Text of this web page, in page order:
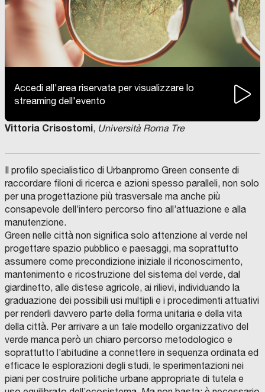
Accedi all'area riservata per visualizzare lo
streaming dell'evento
Vittoria Crisostomi, Università Roma Tre
Il profilo specialistico di Urbanpromo Green consente di
raccordare filoni di ricerca e azioni spesso paralleli, non solo
per una progettazione più trasversale ma anche più
consapevole dell’intero percorso fino all’attuazione e alla
manutenzione.
Green nelle città non significa solo attenzione al verde nel
progettare spazio pubblico e paesaggi, ma soprattutto
assumere come precondizione iniziale il riconoscimento,
mantenimento e ricostruzione del sistema del verde, dal
giardinetto, alle distese agricole, ai rilievi, individuando la
graduazione dei possibili usi multipli e i procedimenti attuativi
per renderli davvero parte della forma unitaria e della vita
della città. Per arrivare a un tale modello organizzativo del
verde manca però un chiaro percorso metodologico e
soprattutto l’abitudine a connettere in sequenza ordinata ed
efficace le esplorazioni degli studi, le sperimentazioni nei
piani per costruire politiche urbane appropriate di tutela e